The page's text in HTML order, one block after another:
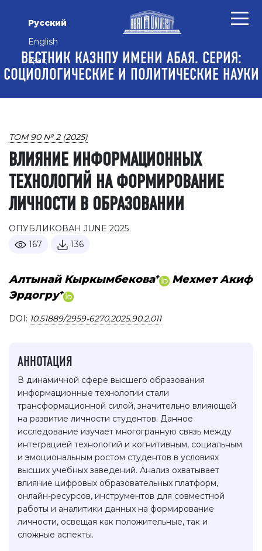
Русский
English
Қазақ
ВЕСТНИК КАЗНПУ ИМЕНИ АБАЯ. СЕРИЯ:
СОЦИОЛОГИЧЕСКИЕ И ПОЛИТИЧЕСКИЕ НАУКИ
ТОМ 90 № 2 (2025)
ВЛИЯНИЕ ИНФОРМАЦИОННЫХ
ТЕХНОЛОГИЙ НА ФОРМИРОВАНИЕ
ЛИЧНОСТИ В ОБРАЗОВАНИИ
ОПУБЛИКОВАН JUNE 2025
167
136
Алтынай Кыркымбекова+
Мехмет Акиф
Эрдогру+
DOI: 10.51889/2959-6270.2025.90.2.011
АННОТАЦИЯ
В динамичной сфере высшего образования
информационные технологии стали
трансформационной силой, значительно влияющей
на развитие личности студентов. Данное
исследование изучает многогранную связь между
интеграцией технологий и когнитивным, социальным
и эмоциональным ростом студентов в условиях
высших учебных заведений. Анализ охватывает
влияние цифровых образовательных платформ,
онлайн-ресурсов, инструментов для совместной
работы и аналитики данных на формирование
личности, освещая как положительные, так и
сложные аспекты.